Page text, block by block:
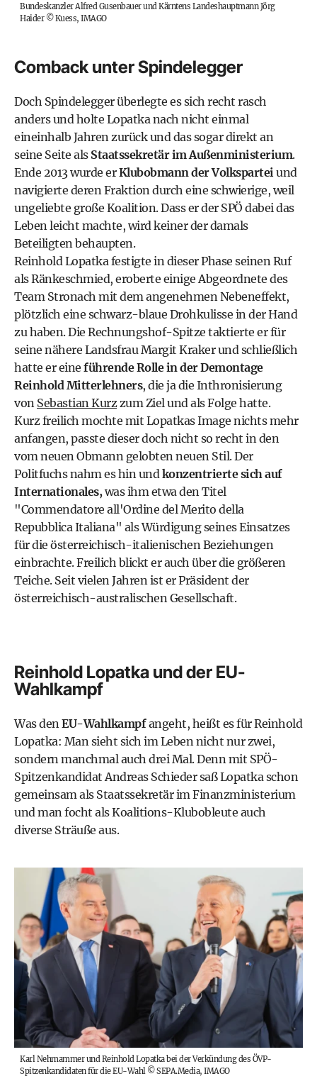
Bundeskanzler Alfred Gusenbauer und Kärntens Landeshauptmann Jörg
Haider©Kuess, IMAGO
Comback unter Spindelegger
Doch Spindelegger überlegte es sich recht rasch
anders und holte Lopatka nach nicht einmal
eineinhalb Jahren zurück und das sogar direkt an
seine Seite als Staatssekretär im Außenministerium.
Ende 2013 wurde erKlubobmann der Volkspartei und
navigierte deren Fraktion durch eine schwierige, weil
ungeliebte große Koalition. Dass er der SPÖ dabei das
Leben leicht machte, wird keiner der damals
Beteiligten behaupten.
Reinhold Lopatka festigte in dieser Phase seinen Ruf
als Ränkeschmied, eroberte einige Abgeordnete des
Team Stronach mit dem angenehmen Nebeneffekt,
plötzlich eine schwarz-blaue Drohkulisse in der Hand
zu haben. Die Rechnungshof-Spitze taktierte er für
seine nähere Landsfrau Margit Kraker und schließlich
hatte er eine führende Rolle in der Demontage
Reinhold Mitterlehners, die ja die Inthronisierung
von Sebastian Kurzzum Ziel und als Folge hatte.
Kurz freilich mochte mit Lopatkas Image nichts mehr
anfangen, passte dieser doch nicht so recht in den
vom neuen Obmann gelobten neuen Stil. Der
Politfuchs nahm es hin und konzentrierte sich auf
Internationales, was ihm etwa den Titel
"Commendatore all'Ordine del Merito della
Repubblica Italiana" als Würdigung seines Einsatzes
für die österreichisch-italienischen Beziehungen
einbrachte. Freilich blickt er auch über die größeren
Teiche. Seit vielen Jahren ist er Präsident der
österreichisch-australischen Gesellschaft.
Reinhold Lopatka und der EU-
Wahlkampf
Was den EU-Wahlkampfangeht, heißt es für Reinhold
Lopatka: Man sieht sich im Leben nicht nur zwei,
sondern manchmal auch drei Mal. Denn mit SPÖ-
Spitzenkandidat Andreas Schiedersaß Lopatka schon
gemeinsam als Staatssekretär im Finanzministerium
und man focht als Koalitions-Klubobleute auch
diverse Sträuße aus.
Karl Nehmammer und Reinhold Lopatka bei der Verkündung des ÖVP-
Spitzenkandidaten für die EU-Wahl©SEPA.Media, IMAGO